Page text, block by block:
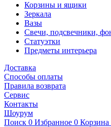
Корзины и ящики
Зеркала
Вазы
Свечи, подсвечники,
Статуэтки
Предметы интерьера
Доставка
Способы оплаты
Правила возврата
Сервис
Контакты
Шоурум
Поиск 0 Избранное 0 Корзина